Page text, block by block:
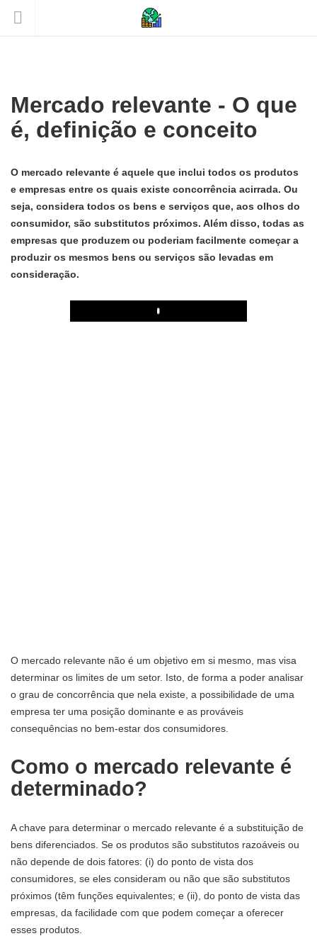
Mercado relevante - O que
é, definição e conceito
O mercado relevante é aquele que inclui todos os produtos
e empresas entre os quais existe concorrência acirrada. Ou
seja, considera todos os bens e serviços que, aos olhos do
consumidor, são substitutos próximos. Além disso, todas as
empresas que produzem ou poderiam facilmente começar a
produzir os mesmos bens ou serviços são levadas em
consideração.
Play
O mercado relevante não é um objetivo em si mesmo, mas visa
determinar os limites de um setor. Isto, de forma a poder analisar
o grau de concorrência que nela existe, a possibilidade de uma
empresa ter uma posição dominante e as prováveis ​​
consequências no bem-estar dos consumidores.
Como o mercado relevante é
determinado?
A chave para determinar o mercado relevante é a substituição de
bens diferenciados. Se os produtos são substitutos razoáveis ​​ou
não depende de dois fatores: (i) do ponto de vista dos
consumidores, se eles consideram ou não que são substitutos
próximos (têm funções equivalentes; e (ii), do ponto de vista das
empresas, da facilidade com que podem começar a oferecer
esses produtos.